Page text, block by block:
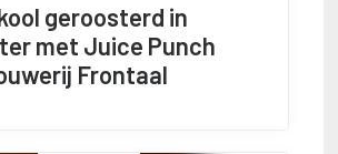
geroosterd in
met Juice Punch
Frontaal